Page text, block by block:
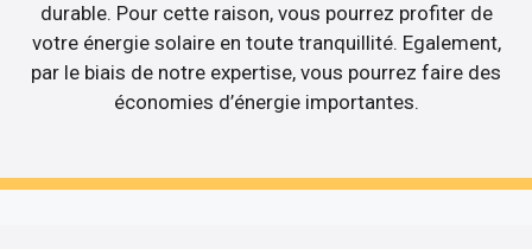
durable. Pour cette raison, vous pourrez profiter de
votre énergie solaire en toute tranquillité. Egalement,
par le biais de notre expertise, vous pourrez faire des
économies d’énergie importantes.